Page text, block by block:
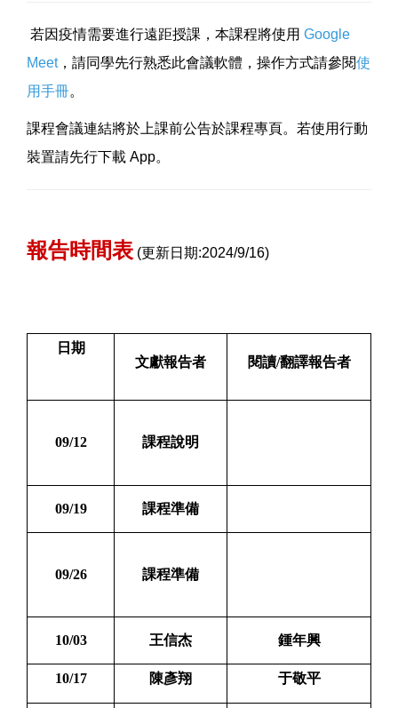
若因疫情需要進行遠距授課，本課程將使用 Google
Meet，請同學先行熟悉此會議軟體，操作方式請參閱使
用手冊。
課程會議連結將於上課前公告於課程專頁。若使用行動
裝置請先行下載 App。
報告時間表 (更新日期:2024/9/16)
日期
文獻報告者
閱讀/翻譯報告者
09/12 課程說明
09/19 課程準備
09/26 課程準備
10/03 王信杰 鍾年興
10/17 陳彥翔 于敬平